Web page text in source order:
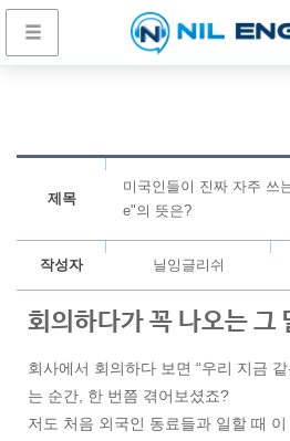
제목
미국인들이 진짜 자주 쓰
e"의 뜻은?
작성자 닐잉글리쉬
회의하다가 꼭 나오는 그
회사에서 회의하다 보면 “우리 지금
는 순간, 한 번쯤 겪어보셨죠?
저도 처음 외국인 동료들과 일할 때